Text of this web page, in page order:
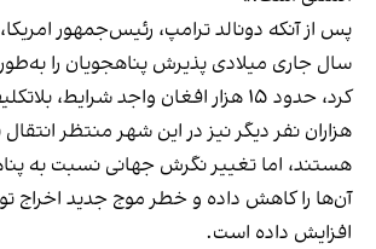
پس از آنکه دونالد ترامپ، رئیس‌جمهور
سال جاری میلادی پذیرش پناهجویان را
کرد، حدود ۱۵ هزار افغان واجد شرایط، بلاتکلیف ماندند.
هزاران نفر دیگر نیز در این شهر منتظر
هستند، اما تغییر نگرش جهانی نسبت به
آن‌ها را کاهش داده و خطر موج جدید اخراج
افزایش داده است.